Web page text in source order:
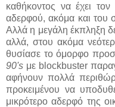
καθήκοντος να έχει
αδερφού, ακόμα και του
Αλλά η μεγάλη έκπληξη
αλλά, στου ακόμα
θυσίασε το όμορφο
90's με blockbuster
αφήνουν πολλά
προκειμένου να
μικρότερο αδερφό της